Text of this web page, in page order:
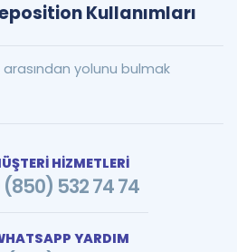
Kullanımları
arasından yolunu bulmak
HİZMETLERİ
(850) 532 74 74
YARDIM